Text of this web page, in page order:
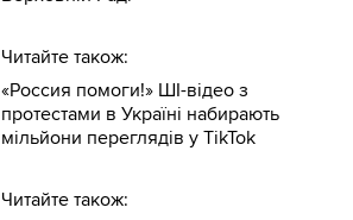
Читайте також:
«Россия помоги!» ШІ-відео з
протестами в Україні набирають
мільйони переглядів у TikTok
Читайте також: